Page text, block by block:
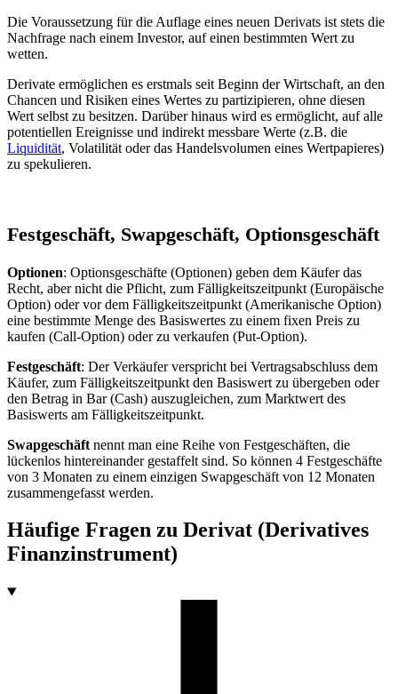
Die Voraussetzung für die Auflage eines neuen Derivats ist stets die
Nachfrage nach einem Investor, auf einen bestimmten Wert zu
wetten.
Derivate ermöglichen es erstmals seit Beginn der Wirtschaft, an den
Chancen und Risiken eines Wertes zu partizipieren, ohne diesen
Wert selbst zu besitzen. Darüber hinaus wird es ermöglicht, auf alle
potentiellen Ereignisse und indirekt messbare Werte (z.B. die
Liquidität, Volatilität oder das Handelsvolumen eines Wertpapieres)
zu spekulieren.
Festgeschäft, Swapgeschäft, Optionsgeschäft
Optionen: Optionsgeschäfte (Optionen) geben dem Käufer das
Recht, aber nicht die Pflicht, zum Fälligkeitszeitpunkt (Europäische
Option) oder vor dem Fälligkeitszeitpunkt (Amerikanische Option)
eine bestimmte Menge des Basiswertes zu einem fixen Preis zu
kaufen (Call-Option) oder zu verkaufen (Put-Option).
Festgeschäft: Der Verkäufer verspricht bei Vertragsabschluss dem
Käufer, zum Fälligkeitszeitpunkt den Basiswert zu übergeben oder
den Betrag in Bar (Cash) auszugleichen, zum Marktwert des
Basiswerts am Fälligkeitszeitpunkt.
Swapgeschäft nennt man eine Reihe von Festgeschäften, die
lückenlos hintereinander gestaffelt sind. So können 4 Festgeschäfte
von 3 Monaten zu einem einzigen Swapgeschäft von 12 Monaten
zusammengefasst werden.
Häufige Fragen zu Derivat (Derivatives
Finanzinstrument)